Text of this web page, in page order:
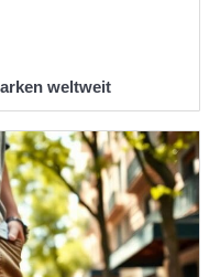
weltweit